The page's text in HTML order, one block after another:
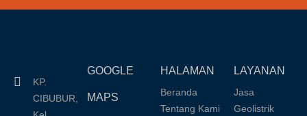
KP.
CIBUBUR,
GOOGLE
MAPS
HALAMAN
Beranda
Tentang Kami
LAYANAN
Jasa
Geolistrik